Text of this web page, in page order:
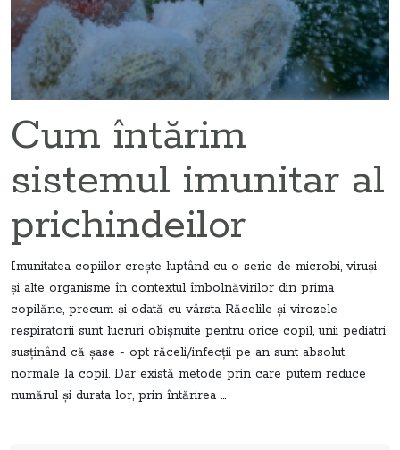
Cum întărim
sistemul imunitar al
prichindeilor
Imunitatea copiilor creşte luptând cu o serie de microbi, viruşi
şi alte organisme în contextul îmbolnăvirilor din prima
copilărie, precum şi odată cu vârsta Răcelile şi virozele
respiratorii sunt lucruri obişnuite pentru orice copil, unii pediatri
susţinând că şase - opt răceli/infecţii pe an sunt absolut
normale la copil. Dar există metode prin care putem reduce
numărul şi durata lor, prin întărirea ...